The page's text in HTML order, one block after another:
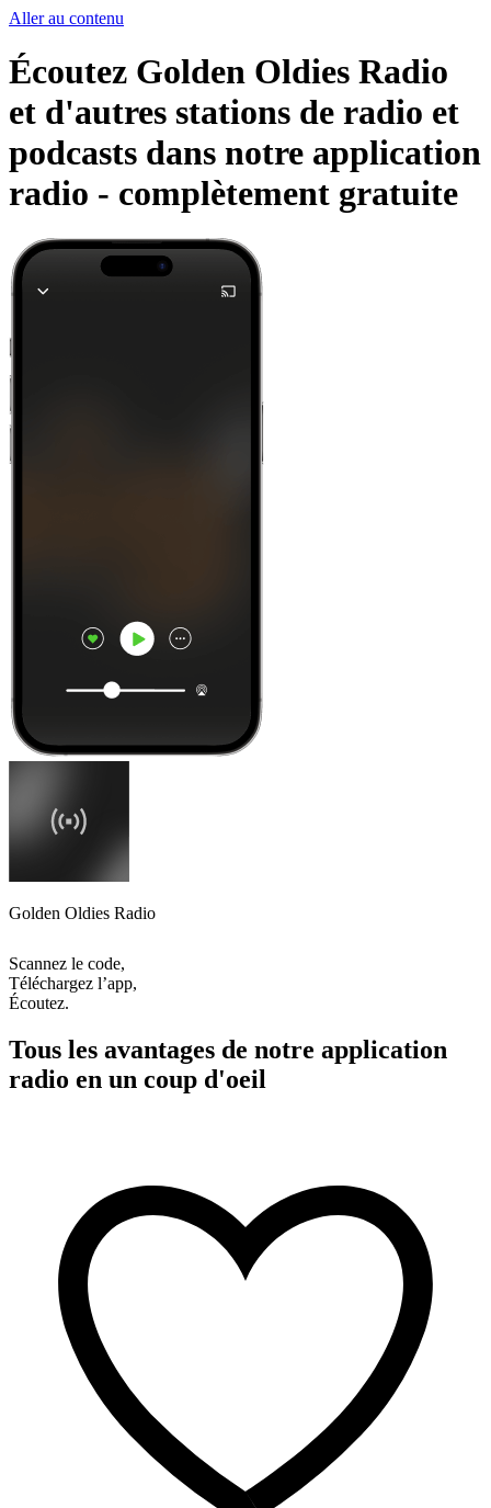
Aller au contenu
Écoutez Golden Oldies Radio
et d'autres stations de radio et
podcasts dans notre application
radio - complètement gratuite
Golden Oldies Radio
Scannez le code,
Téléchargez l’app,
Écoutez.
Tous les avantages de notre application
radio en un coup d'oeil